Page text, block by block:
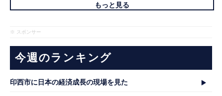
もっと見る
※ スポンサー
今週のランキング
印西市に日本の経済成長の現場を見た